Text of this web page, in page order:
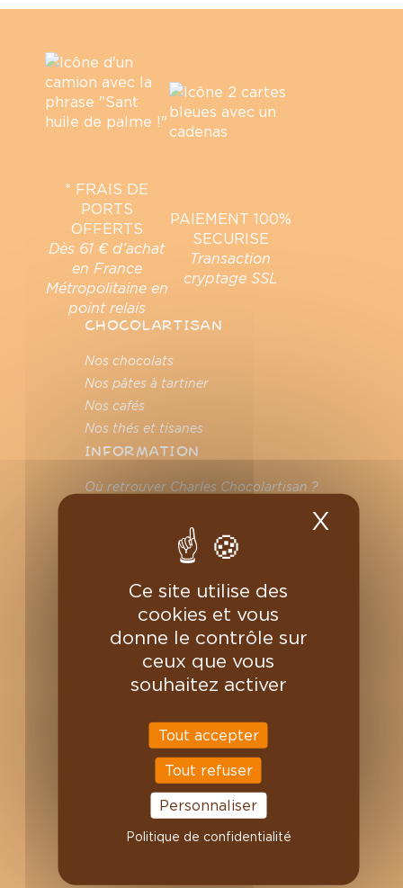
* FRAIS DE
PORTS
OFFERTS
Dès 61 € d’achat
en France
Métropolitaine en
point relais
PAIEMENT 100%
SECURISE
Transaction
cryptage SSL
CHOCOLARTISAN
Nos chocolats
Nos pâtes à tartiner
Nos cafés
Nos thés et tisanes
INFORMATION
Où retrouver Charles Chocolartisan ?
VOTRE COMPTE
Informations personnelles
Commandes
Bons de réduction
Mes alertes
Ce site utilise des
cookies et vous
donne le contrôle sur
ceux que vous
souhaitez activer
Tout accepter
Tout refuser
Personnaliser
Politique de confidentialité
X